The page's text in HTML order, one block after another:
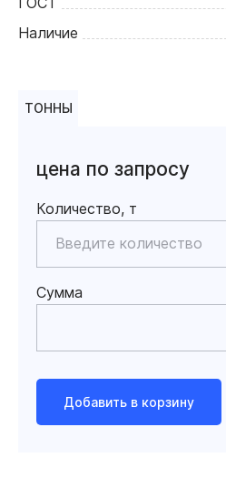
Наличие
ТОННЫ
цена по запросу
Количество, т
Сумма
Добавить в корзину